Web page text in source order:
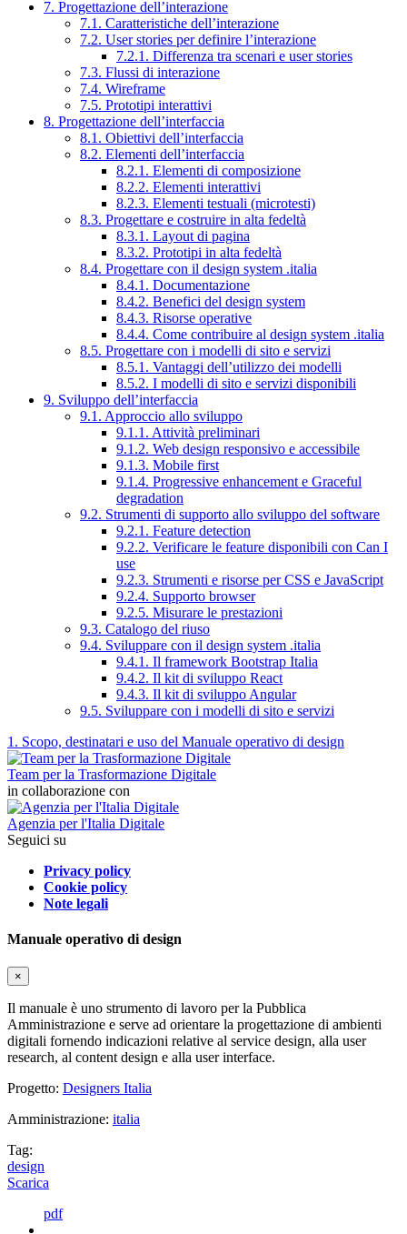
7. Progettazione dell’interazione
7.1. Caratteristiche dell’interazione
7.2. User stories per definire l’interazione
7.2.1. Differenza tra scenari e user stories
7.3. Flussi di interazione
7.4. Wireframe
7.5. Prototipi interattivi
8. Progettazione dell’interfaccia
8.1. Obiettivi dell’interfaccia
8.2. Elementi dell’interfaccia
8.2.1. Elementi di composizione
8.2.2. Elementi interattivi
8.2.3. Elementi testuali (microtesti)
8.3. Progettare e costruire in alta fedeltà
8.3.1. Layout di pagina
8.3.2. Prototipi in alta fedeltà
8.4. Progettare con il design system .italia
8.4.1. Documentazione
8.4.2. Benefici del design system
8.4.3. Risorse operative
8.4.4. Come contribuire al design system .italia
8.5. Progettare con i modelli di sito e servizi
8.5.1. Vantaggi dell’utilizzo dei modelli
8.5.2. I modelli di sito e servizi disponibili
9. Sviluppo dell’interfaccia
9.1. Approccio allo sviluppo
9.1.1. Attività preliminari
9.1.2. Web design responsivo e accessibile
9.1.3. Mobile first
9.1.4. Progressive enhancement e Graceful
degradation
9.2. Strumenti di supporto allo sviluppo del software
9.2.1. Feature detection
9.2.2. Verificare le feature disponibili con Can I
use
9.2.3. Strumenti e risorse per CSS e JavaScript
9.2.4. Supporto browser
9.2.5. Misurare le prestazioni
9.3. Catalogo del riuso
9.4. Sviluppare con il design system .italia
9.4.1. Il framework Bootstrap Italia
9.4.2. Il kit di sviluppo React
9.4.3. Il kit di sviluppo Angular
9.5. Sviluppare con i modelli di sito e servizi
1. Scopo, destinatari e uso del Manuale operativo di design
Team per la Trasformazione Digitale
in collaborazione con
Agenzia per l'Italia Digitale
Seguici su
Privacy policy
Cookie policy
Note legali
Manuale operativo di design
×
Il manuale è uno strumento di lavoro per la Pubblica
Amministrazione e serve ad orientare la progettazione di ambienti
digitali fornendo indicazioni relative al service design, alla user
research, al content design e alla user interface.
Progetto: Designers Italia
Amministrazione: italia
Tag:
design
Scarica
pdf